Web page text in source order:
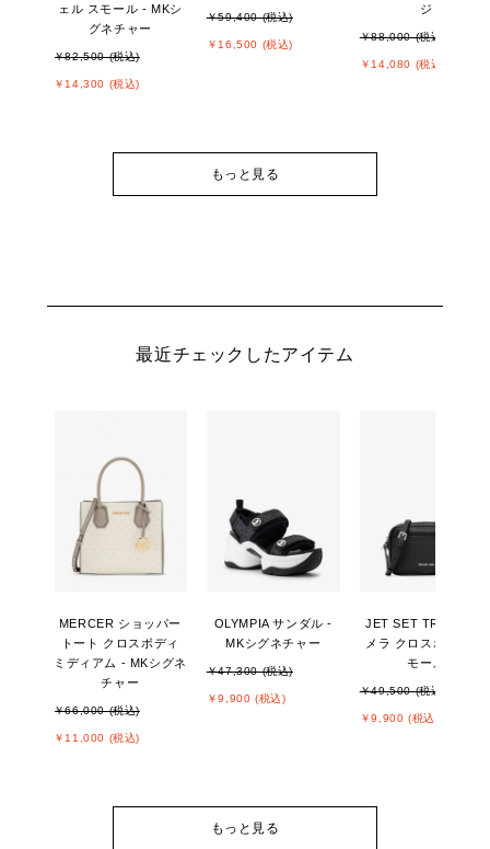
ェル スモール - MKシ
グネチャー
￥82,500 (税込)
￥14,300 (税込)
￥59,400 (税込)
￥16,500 (税込)
ジ
￥88,000 (税込)
￥14,080 (税込)
もっと見る
最近チェックしたアイテム
MERCER ショッパー
トート クロスボディ
ミディアム - MKシグネ
チャー
￥66,000 (税込)
￥11,000 (税込)
OLYMPIA サンダル -
MKシグネチャー
￥47,300 (税込)
￥9,900 (税込)
JET SET TRAVEL カ
メラ クロスボディ ス
モール
￥49,500 (税込)
￥9,900 (税込)
もっと見る